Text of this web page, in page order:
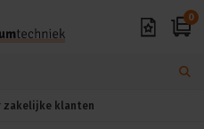
0
zakelijke klanten